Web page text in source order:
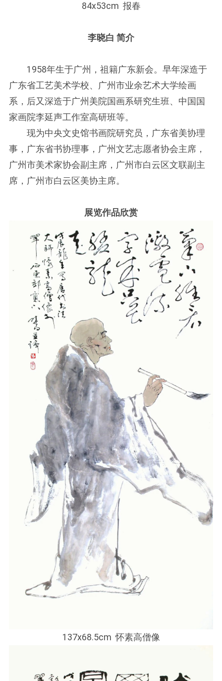
84x53cm 报春
李晓白 简介
1958年生于广州，祖籍广东新会。早年深造于
广东省工艺美术学校、广州市业余艺术大学绘画
系，后又深造于广州美院国画系研究生班、中国国
家画院李延声工作室高研班等。
现为中央文史馆书画院研究员，广东省美协理
事，广东省书协理事，广州文艺志愿者协会主席，
广州市美术家协会副主席，广州市白云区文联副主
席，广州市白云区美协主席。
展览作品欣赏
137x68.5cm 怀素高僧像